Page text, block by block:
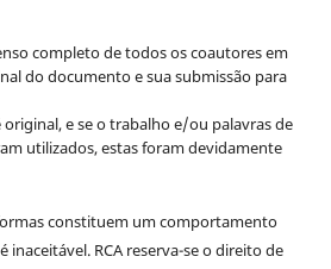
completo de todos os coautores em
do documento e sua submissão para
e se o trabalho e/ou palavras de
utilizados, estas foram devidamente
constituem um comportamento
inaceitável. RCA reserva-se o direito de